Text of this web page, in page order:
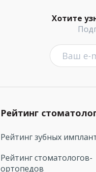
Хотите
Рейтинг
Рейтинг зубных
Рейтинг стоматологов-
ортопедов